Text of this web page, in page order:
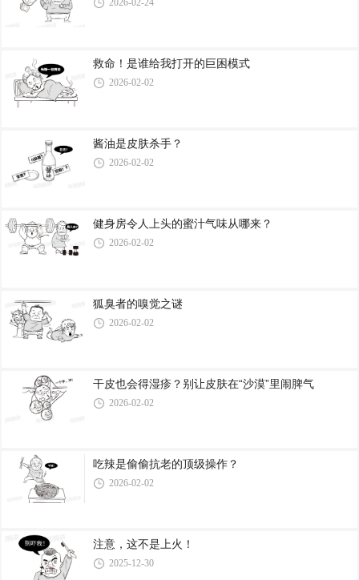
2026-02-24
救命！是谁给我打开的巨困模式
2026-02-02
酱油是皮肤杀手？
2026-02-02
健身房令人上头的蜜汁气味从哪来？
2026-02-02
狐臭者的嗅觉之谜
2026-02-02
干皮也会得湿疹？别让皮肤在“沙漠”里闹脾气
2026-02-02
吃辣是偷偷抗老的顶级操作？
2026-02-02
注意，这不是上火！
2025-12-30